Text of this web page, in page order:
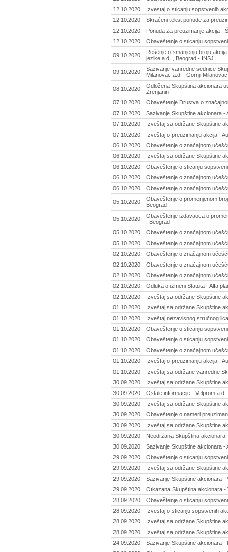
12.10.2020.
Izvestaj o sticanju sopstvenih
12.10.2020.
Skraćeni tekst ponude za
12.10.2020.
Ponuda za preuzimanje akcija -
12.10.2020.
Obaveštenje o sticanju
09.10.2020.
Rešenje o smanjenju broju
jezike a.d. , Beograd - INSJ
09.10.2020.
Sazivanje vanredne sednice
Milanovac a.d. , Gornji Milanovac
08.10.2020.
Odložena Skupština akcionara
Zrenjanin
07.10.2020.
Obaveštenje Drustva o
07.10.2020.
Sazivanje Skupštine akcionara -
07.10.2020.
Izveštaj sa održane Skupštine
07.10.2020.
Izveštaj o preuzimanju akcija -
06.10.2020.
Obaveštenje o značajnom
06.10.2020.
Izveštaj sa održane Skupštine
06.10.2020.
Obaveštenje o sticanju
06.10.2020.
Obaveštenje o značajnom
06.10.2020.
Obaveštenje o značajnom
05.10.2020.
Obaveštenje o promenjenom
Beograd
05.10.2020.
Obaveštenje izdavaoca o
, Beograd
05.10.2020.
Obaveštenje o značajnom
05.10.2020.
Obaveštenje o značajnom
02.10.2020.
Obaveštenje o značajnom
02.10.2020.
Obaveštenje o značajnom
02.10.2020.
Obaveštenje o značajnom
02.10.2020.
Odluka o izmeni Statuta - Alfa
02.10.2020.
Izveštaj sa održane Skupštine
01.10.2020.
Izveštaj sa održane Skupštine
01.10.2020.
Izveštaj nezavisnog stručnog
01.10.2020.
Obaveštenje o sticanju
01.10.2020.
Obaveštenje o sticanju
01.10.2020.
Obaveštenje o značajnom
01.10.2020.
Izveštaj o preuzimanju akcija -
01.10.2020.
Izveštaj sa održane vanredne
30.09.2020.
Izveštaj sa održane Skupštine
30.09.2020.
Ostale informacije - Velprom a.d.
30.09.2020.
Izveštaj sa održane Skupštine
30.09.2020.
Obaveštenje o nameri
30.09.2020.
Izveštaj sa održane Skupštine
30.09.2020.
Neodržana Skupština akcionara
30.09.2020.
Sazivanje Skupštine akcionara -
29.09.2020.
Obaveštenje o sticanju
29.09.2020.
Izveštaj sa održane Skupštine
29.09.2020.
Sazivanje Skupštine akcionara -
29.09.2020.
Otkazana Skupština akcionara -
28.09.2020.
Obaveštenje o sticanju
28.09.2020.
Izvestaj o sticanju sopstvenih
28.09.2020.
Izveštaj sa održane Skupštine
28.09.2020.
Izveštaj sa održane Skupštine
24.09.2020.
Sazivanje Skupštine akcionara -